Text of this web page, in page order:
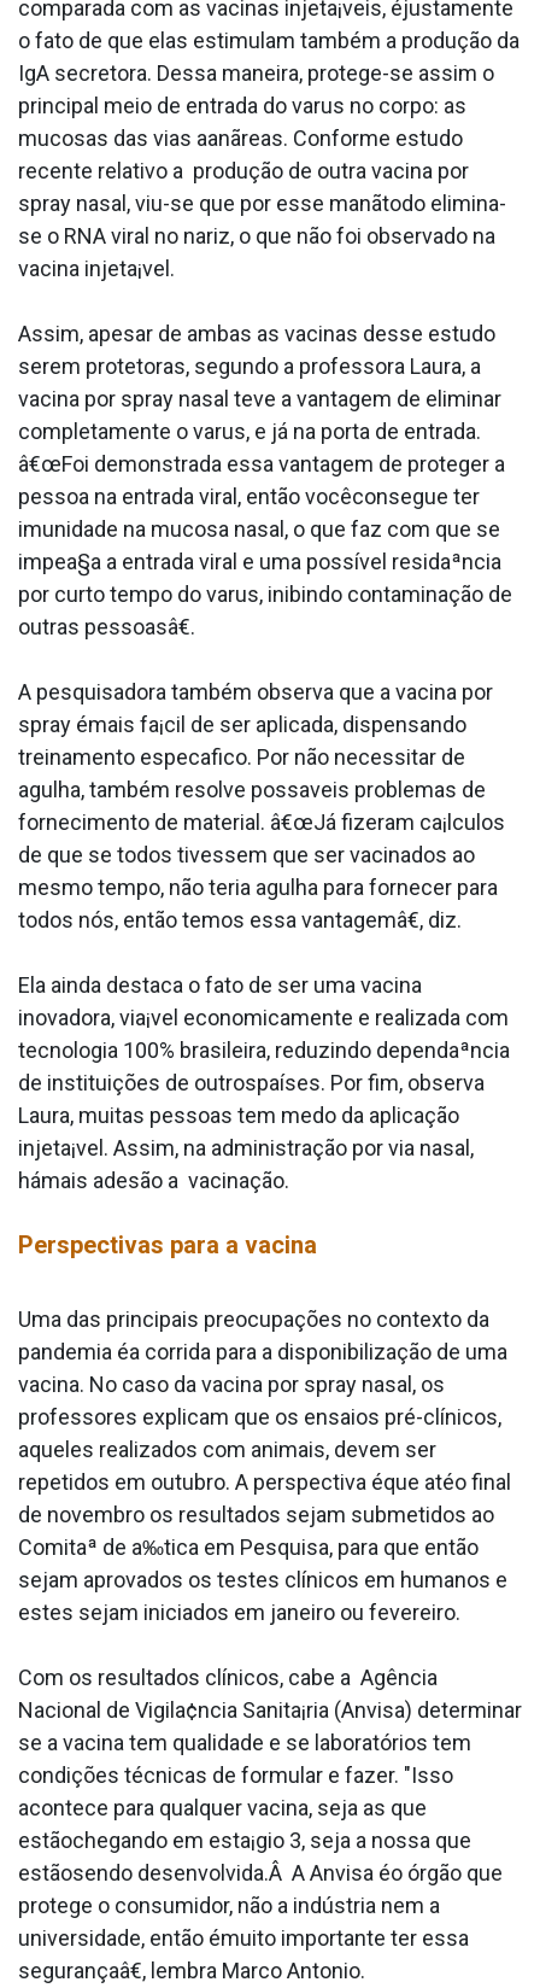
comparada com as vacinas injeta¡veis, éjustamente
o fato de que elas estimulam também a produção da
IgA secretora. Dessa maneira, protege-se assim o
principal meio de entrada do va­rus no corpo: as
mucosas das vias aanãreas. Conforme estudo
recente relativo a produção de outra vacina por
spray nasal, viu-se que por esse manãtodo elimina-
se o RNA viral no nariz, o que não foi observado na
vacina injeta¡vel.
Assim, apesar de ambas as vacinas desse estudo
serem protetoras, segundo a professora Laura, a
vacina por spray nasal teve a vantagem de eliminar
completamente o va­rus, e já na porta de entrada.
â€œFoi demonstrada essa vantagem de proteger a
pessoa na entrada viral, então vocêconsegue ter
imunidade na mucosa nasal, o que faz com que se
impea§a a entrada viral e uma possí­vel residaªncia
por curto tempo do va­rus, inibindo contaminação de
outras pessoasâ€.
A pesquisadora também observa que a vacina por
spray émais fa¡cil de ser aplicada, dispensando
treinamento especa­fico. Por não necessitar de
agulha, também resolve possa­veis problemas de
fornecimento de material. â€œJá fizeram ca¡lculos
de que se todos tivessem que ser vacinados ao
mesmo tempo, não teria agulha para fornecer para
todos nós, então temos essa vantagemâ€, diz.
Ela ainda destaca o fato de ser uma vacina
inovadora, via¡vel economicamente e realizada com
tecnologia 100% brasileira, reduzindo dependaªncia
de instituições de outrospaíses. Por fim, observa
Laura, muitas pessoas tem medo da aplicação
injeta¡vel. Assim, na administração por via nasal,
hámais adesão a vacinação.
Perspectivas para a vacina
Uma das principais preocupações no contexto da
pandemia éa corrida para a disponibilização de uma
vacina. No caso da vacina por spray nasal, os
professores explicam que os ensaios pré-clínicos,
aqueles realizados com animais, devem ser
repetidos em outubro. A perspectiva éque atéo final
de novembro os resultados sejam submetidos ao
Comitaª de a‰tica em Pesquisa, para que então
sejam aprovados os testes clínicos em humanos e
estes sejam iniciados em janeiro ou fevereiro.
Com os resultados clínicos, cabe a Agência
Nacional de Vigila¢ncia Sanita¡ria (Anvisa) determinar
se a vacina tem qualidade e se laboratórios tem
condições técnicas de formular e fazer. "Isso
acontece para qualquer vacina, seja as que
estãochegando em esta¡gio 3, seja a nossa que
estãosendo desenvolvida.Â A Anvisa éo órgão que
protege o consumidor, não a indústria nem a
universidade, então émuito importante ter essa
segurançaâ€, lembra Marco Antonio.